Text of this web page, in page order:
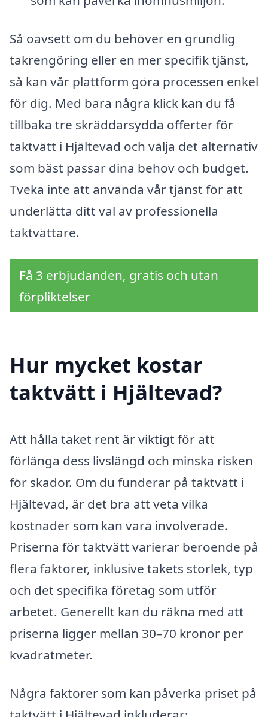
Så oavsett om du behöver en grundlig
takrengöring eller en mer specifik tjänst,
så kan vår plattform göra processen enkel
för dig. Med bara några klick kan du få
tillbaka tre skräddarsydda offerter för
taktvätt i Hjältevad och välja det alternativ
som bäst passar dina behov och budget.
Tveka inte att använda vår tjänst för att
underlätta ditt val av professionella
taktvättare.
Få 3 erbjudanden, gratis och utan
förpliktelser
Hur mycket kostar
taktvätt i Hjältevad?
Att hålla taket rent är viktigt för att
förlänga dess livslängd och minska risken
för skador. Om du funderar på taktvätt i
Hjältevad, är det bra att veta vilka
kostnader som kan vara involverade.
Priserna för taktvätt varierar beroende på
flera faktorer, inklusive takets storlek, typ
och det specifika företag som utför
arbetet. Generellt kan du räkna med att
priserna ligger mellan 30–70 kronor per
kvadratmeter.
Några faktorer som kan påverka priset på